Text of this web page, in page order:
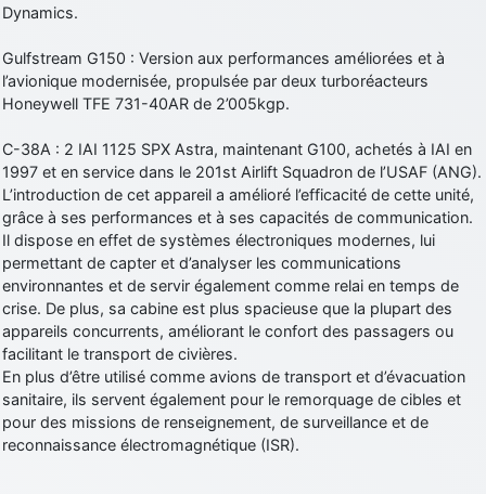
Dynamics.
Gulfstream G150 : Version aux performances améliorées et à
l’avionique modernisée, propulsée par deux turboréacteurs
Honeywell TFE 731-40AR de 2’005kgp.
C-38A : 2 IAI 1125 SPX Astra, maintenant G100, achetés à IAI en
1997 et en service dans le 201st Airlift Squadron de l’USAF (ANG).
L’introduction de cet appareil a amélioré l’efficacité de cette unité,
grâce à ses performances et à ses capacités de communication.
Il dispose en effet de systèmes électroniques modernes, lui
permettant de capter et d’analyser les communications
environnantes et de servir également comme relai en temps de
crise. De plus, sa cabine est plus spacieuse que la plupart des
appareils concurrents, améliorant le confort des passagers ou
facilitant le transport de civières.
En plus d’être utilisé comme avions de transport et d’évacuation
sanitaire, ils servent également pour le remorquage de cibles et
pour des missions de renseignement, de surveillance et de
reconnaissance électromagnétique (ISR).